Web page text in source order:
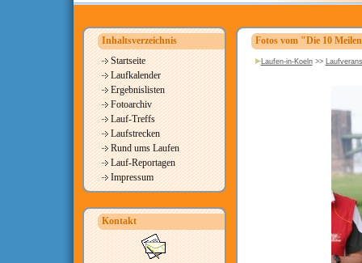
Inhaltsverzeichnis
Startseite
Laufkalender
Ergebnislisten
Fotoarchiv
Lauf-Treffs
Laufstrecken
Rund ums Laufen
Lauf-Reportagen
Impressum
Kontakt
Fotos vom "Die 10
Laufen-in-Koeln>>